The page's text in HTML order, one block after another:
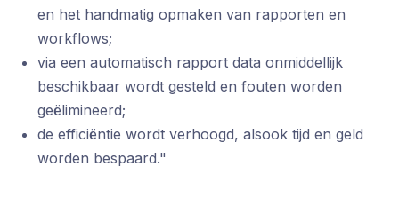
en het handmatig opmaken van rapporten en
workflows;
via een automatisch rapport data onmiddellijk
beschikbaar wordt gesteld en fouten worden
geëlimineerd;
de efficiëntie wordt verhoogd, alsook tijd en geld
worden bespaard."